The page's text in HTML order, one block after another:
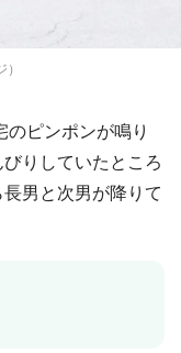
ピンポンが鳴り
りしていたところ
男と次男が降りて